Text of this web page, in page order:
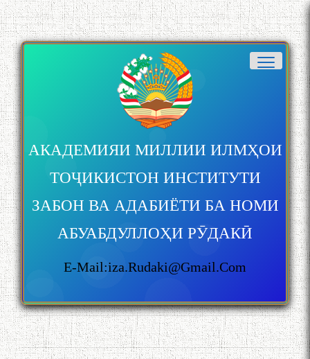
АКАДЕМИЯИ МИЛЛИИ ИЛМҲОИ
ТОҶИКИСТОН ИНСТИТУТИ
ЗАБОН ВА АДАБИЁТИ БА НОМИ
АБУАБДУЛЛОҲИ РӮДАКӢ
E-Mail:iza.rudaki@gmail.com